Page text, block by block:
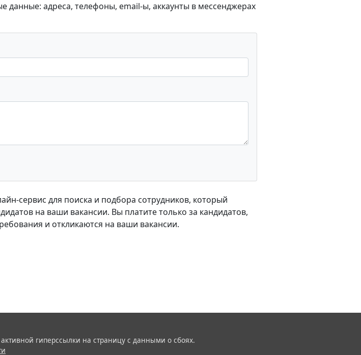
адреса, телефоны, email-ы, аккаунты в мессенджерах
сервис для поиска и подбора сотрудников, который
на ваши вакансии. Вы платите только за кандидатов,
и откликаются на ваши вакансии.
гиперссылки на страницу с данными о сбоях.